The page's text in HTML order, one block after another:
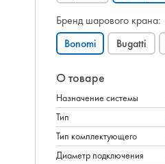
Бренд шарового крана:
Bonomi
Bugatti
О товаре
Назначение системы
Тип
Тип комплектующего
Диаметр подключения